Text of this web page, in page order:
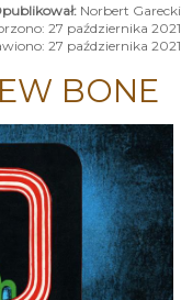
Norbert Garecki
27 października 2021
27 października 2021
BONE